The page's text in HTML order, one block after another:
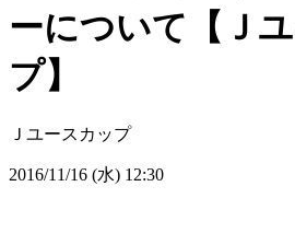
ーについて【Ｊ
プ】
Ｊユースカップ
2016/11/16 (水) 12:30